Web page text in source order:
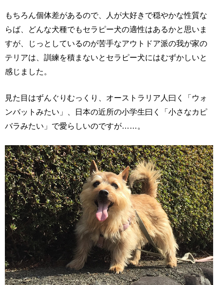
もちろん個体差があるので、人が大好きで穏やかな性質な
らば、どんな犬種でもセラピー犬の適性はあるかと思いま
すが、じっとしているのが苦手なアウトドア派の我が家の
テリアは、訓練を積まないとセラピー犬にはむずかしいと
感じました。
見た目はずんぐりむっくり、オーストラリア人曰く「ウォ
ンバットみたい」、日本の近所の小学生曰く「小さなカピ
バラみたい」で愛らしいのですが……。